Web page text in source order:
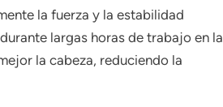
la fuerza y la estabilidad
largas horas de trabajo en la
la cabeza, reduciendo la